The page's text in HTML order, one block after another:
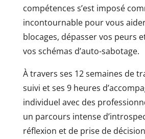
compétences s’est imposé
incontournable pour vous
blocages, dépasser vos peurs
vos schémas d’auto-sabotage.
À travers ses 12 semaines de
suivi et ses 9 heures
individuel avec des
un parcours intense
réflexion et de prise de